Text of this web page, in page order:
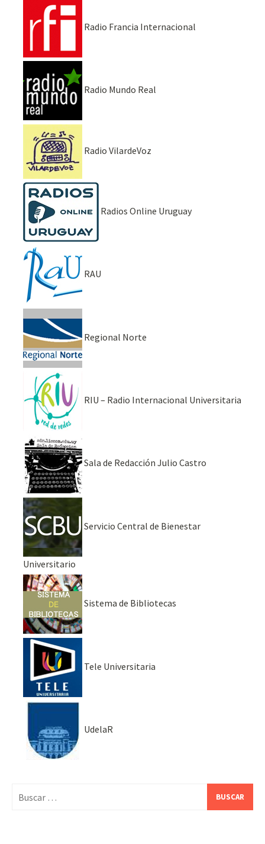
Radio Francia Internacional
Radio Mundo Real
Radio VilardeVoz
Radios Online Uruguay
RAU
Regional Norte
RIU – Radio Internacional Universitaria
Sala de Redacción Julio Castro
Servicio Central de Bienestar
Universitario
Sistema de Bibliotecas
Tele Universitaria
UdelaR